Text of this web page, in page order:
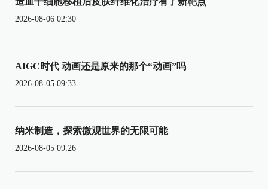
2026-08-06 02:30
AIGC时代 动画还是原来的那个“动画”吗
2026-08-05 09:33
纳米制造，探索微观世界的无限可能
2026-08-05 09:26